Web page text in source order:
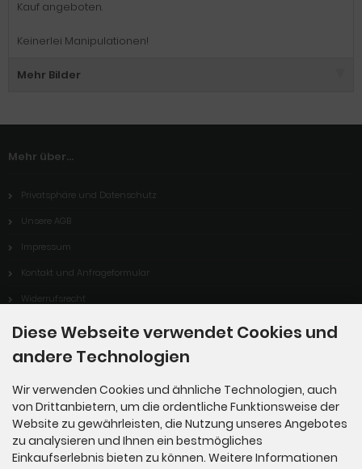
Kauf angeboten.
Keinerlei Manipulationen!
Mehr Bilder
Mehr über...
Privatsphäre und Datenschutz
Unsere AGB
Impressum
Kontakt und Anfrageformular
Widerrufsrecht
Vertrag Widerrufen
Cookie Einstellungen
Informationen
Sitemap
Diese Webseite verwendet Cookies und
andere Technologien
Wir verwenden Cookies und ähnliche Technologien, auch
von Drittanbietern, um die ordentliche Funktionsweise der
Website zu gewährleisten, die Nutzung unseres Angebotes
zu analysieren und Ihnen ein bestmögliches
Einkaufserlebnis bieten zu können. Weitere Informationen